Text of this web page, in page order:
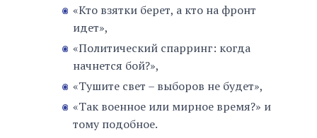
«Кто взятки берет, а кто на фронт
идет»,
«Политический спарринг: когда
начнется бой?»,
«Тушите свет – выборов не будет»,
«Так военное или мирное время?» и
тому подобное.